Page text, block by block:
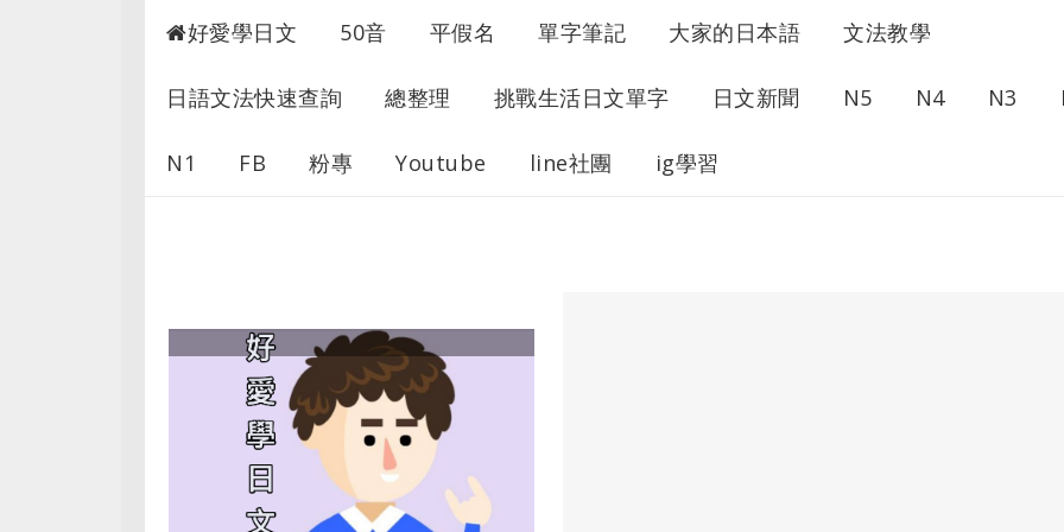
好愛學日文 50音 平假名 單字筆記 大家的日本語 文法教學
日語文法快速查詢 總整理 挑戰生活日文單字 日文新聞 N5 N4 N3
N1 FB 粉專 Youtube line社團 ig學習